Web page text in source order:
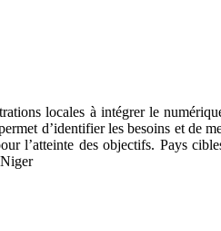
locales à intégrer le
d’identifier les besoins et de
l’atteinte des objectifs. Pays